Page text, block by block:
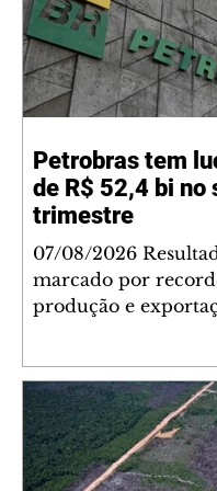
Petrobras tem
de R$ 52,4 bi no
trimestre
07/08/2026
marcado por
produção e
10,4 bilhões) no
de 2026, 97% a mais
comparação ao
de 2025. Esse é um